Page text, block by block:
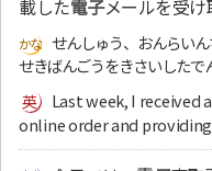
載した電子メールを受け
せんしゅう、おんらい
せきばんごうをきさいしたで
Last week, I
online order and